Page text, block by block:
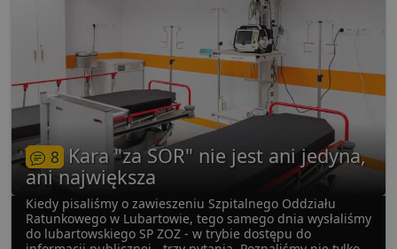
8 Kara "za SOR" nie jest ani jedyna,
ani największa
Kiedy pisaliśmy o zawieszeniu Szpitalnego Oddziału
Ratunkowego w Lubartowie, tego samego dnia wysłaliśmy
do lubartowskiego SP ZOZ - w trybie dostępu do